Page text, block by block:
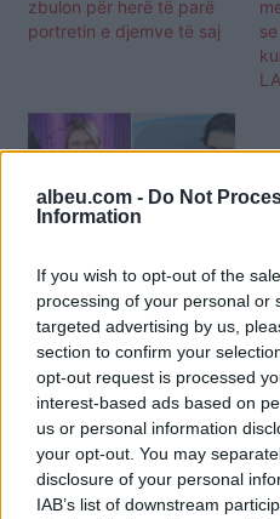
albeu.com - Do Not
Information
If you wish to opt-out of the
processing of your personal or
targeted advertising by us,
section to confirm your
opt-out request is processed
interest-based ads based on
us or personal information
your opt-out. You may
disclosure of your personal
IAB’s list of downstream
zbulon për herë të parë
portretin e djemve të saj
Neda Balluku publikon
fotot e para me barkun e
rrumbullakosur (FOTO
LAJM)